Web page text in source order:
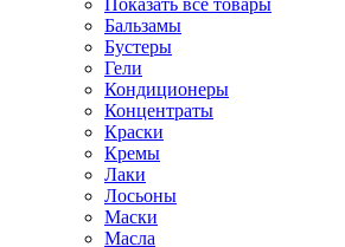
Показать все товары
Бальзамы
Бустеры
Гели
Кондиционеры
Концентраты
Краски
Кремы
Лаки
Лосьоны
Маски
Масла